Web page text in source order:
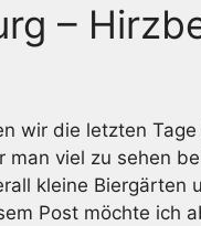
–
wir die letzten
viel zu sehen
kleine Biergärten
Post möchte ich